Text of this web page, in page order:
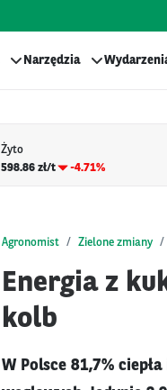
Narzędzia
Żyto
598.86 zł/t
-4.71%
Agronomist Zielone zmiany
Energia z
kolb
W Polsce 81,7%